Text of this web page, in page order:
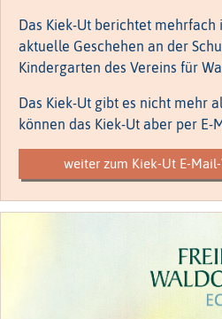
Das Kiek-Ut berichtet mehrfach
aktuelle Geschehen an der
Kindergarten des Vereins für
Das Kiek-Ut gibt es nicht mehr
können das Kiek-Ut aber per E-
weiter zum Kiek-Ut E-Mail-